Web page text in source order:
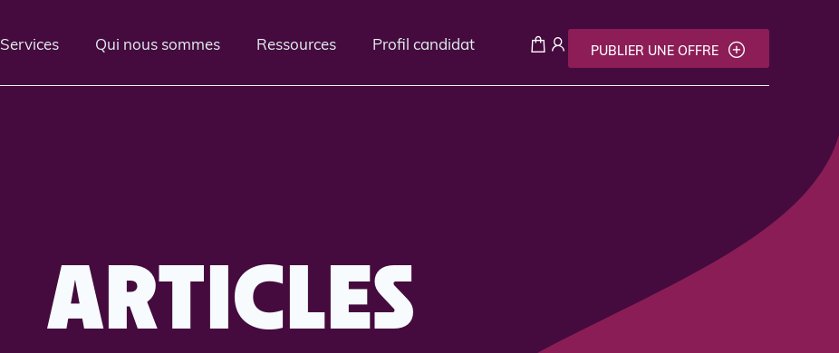
Services Qui nous sommes Ressources Profil candidat PUBLIER UNE OFFRE
ARTICLES